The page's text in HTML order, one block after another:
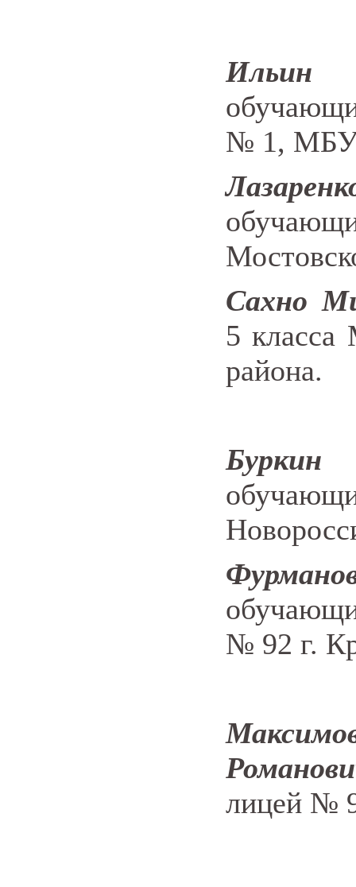
Ильин
№ 1, МБУ
Сахно
5
района.
№ 92 г.
лицей №